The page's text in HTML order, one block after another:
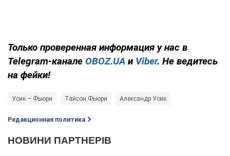
Только проверенная информация у нас в
Telegram-канале OBOZ.UA и Viber. Не ведитесь
на фейки!
Усик – Фьюри Тайсон Фьюри Александр Усик
Редакционная политика